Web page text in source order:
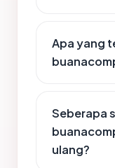
Apa yang
Seberapa
ulang?